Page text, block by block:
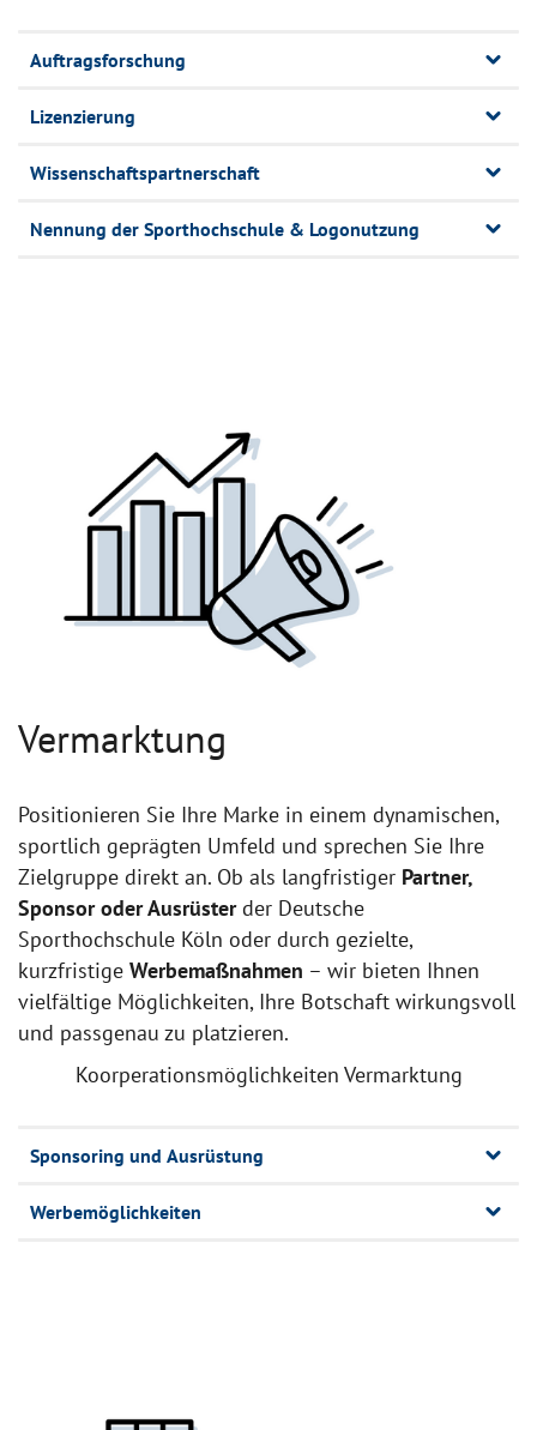
Auftragsforschung
Lizenzierung
Wissenschaftspartnerschaft
Nennung der Sporthochschule & Logonutzung
Vermarktung
Positionieren Sie Ihre Marke in einem dynamischen,
sportlich geprägten Umfeld und sprechen Sie Ihre
Zielgruppe direkt an. Ob als langfristiger Partner,
Sponsor oder Ausrüsterder Deutsche
Sporthochschule Köln oder durch gezielte,
kurzfristige Werbemaßnahmen – wir bieten Ihnen
vielfältige Möglichkeiten, Ihre Botschaft wirkungsvoll
und passgenau zu platzieren.
Koorperationsmöglichkeiten Vermarktung
Sponsoring und Ausrüstung
Werbemöglichkeiten